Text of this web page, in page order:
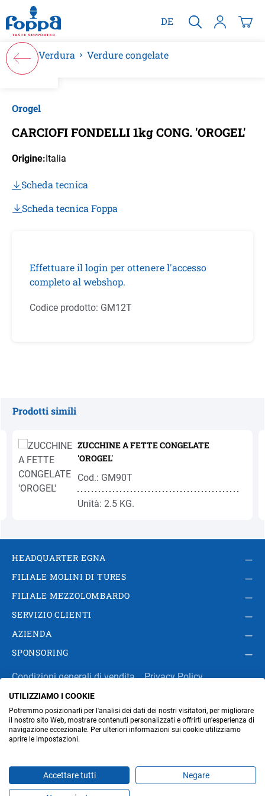
principale
DE
Verdura Verdure congelate
Orogel
CARCIOFI FONDELLI 1kg CONG. 'OROGEL'
Origine:Italia
Scheda tecnica
Scheda tecnica Foppa
Effettuare il login per ottenere l'accesso
completo al webshop.
Codice prodotto: GM12T
Prodotti simili
ZUCCHINE A FETTE CONGELATE
'OROGEL'
Cod.: GM90T
Unità: 2.5 KG.
HEADQUARTER EGNA
FILIALE MOLINI DI TURES
FILIALE MEZZOLOMBARDO
SERVIZIO CLIENTI
AZIENDA
SPONSORING
Condizioni generali di vendita
Privacy Policy
Impressum
Modifica impostazioni dei cookie
Amministrazione
UTILIZZIAMO I COOKIE
Potremmo posizionarli per l'analisi dei dati dei nostri visitatori, per migliorare
il nostro sito Web, mostrare contenuti personalizzati e offrirti un'esperienza di
navigazione eccezionale. Per ulteriori informazioni sui cookie utilizziamo
aprire le impostazioni.
Accettare tutti Negare